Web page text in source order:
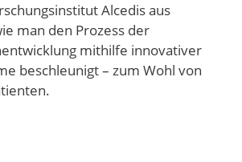
Alcedis aus
man den Prozess der
mithilfe innovativer
beschleunigt – zum Wohl von